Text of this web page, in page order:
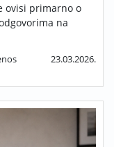
ovisi primarno o
na
23.03.2026.